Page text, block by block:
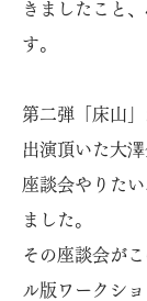
きましたこと
す。
第二弾「床山
出演頂いた大
座談会やりた
ました。
その座談会が
ル版ワークシ